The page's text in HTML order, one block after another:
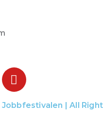
Y
o
t
| All